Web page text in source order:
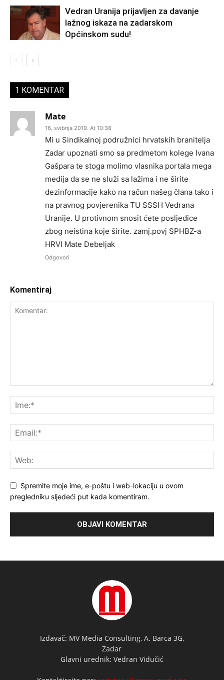
Vedran Uranija prijavljen za davanje
lažnog iskaza na zadarskom
Općinskom sudu!
1 KOMENTAR
Mate
16. svibnja 2019. At 10:38
Mi u Sindikalnoj podružnici hrvatskih branitelja
Zadar upoznati smo sa predmetom kolege Ivana
Gašpara te stoga molimo vlasnika portala mega
medija da se ne služi sa lažima i ne širite
dezinformacije kako na račun našeg člana tako i
na pravnog povjerenika TU SSSH Vedrana
Uranije. U protivnom snosit ćete posljedice
zbog neistina koje širite. zamj.povj SPHBZ-a
HRVI Mate Debeljak
Odgovori
Komentiraj
Spremite moje ime, e-poštu i web-lokaciju u ovom
pregledniku sljedeći put kada komentiram.
Izdavač: MV Media Consulting, A. Barca 3G,
Zadar
Glavni urednik: Vedran Vidučić